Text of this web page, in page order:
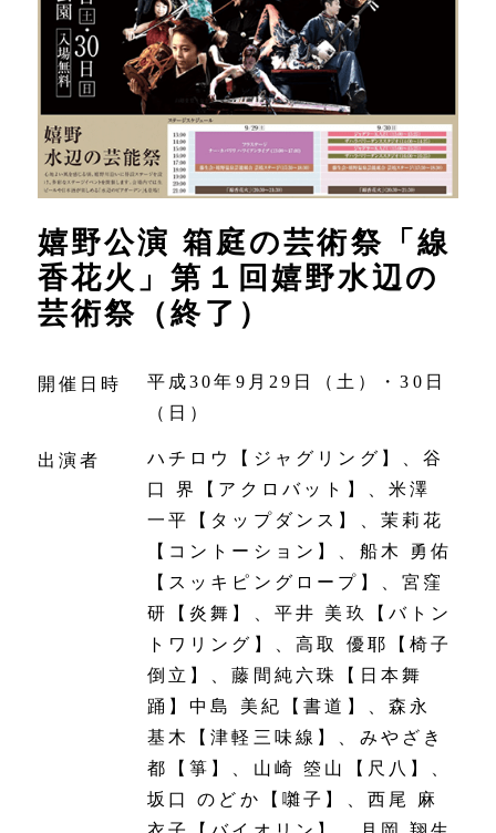
嬉野公演 箱庭の芸術祭「線
香花火」第１回嬉野水辺の
芸術祭（終了）
開催日時
平成30年9月29日（土）・30日
（日）
出演者
ハチロウ【ジャグリング】、谷
口 界【アクロバット】、米澤
一平【タップダンス】、茉莉花
【コントーション】、船木 勇佑
【スッキピングロープ】、宮窪
研【炎舞】、平井 美玖【バトン
トワリング】、高取 優耶【椅子
倒立】、藤間純六珠【日本舞
踊】中島 美紀【書道】、森永
基木【津軽三味線】、みやざき
都【箏】、山崎 箜山【尺八】、
坂口 のどか【囃子】、西尾 麻